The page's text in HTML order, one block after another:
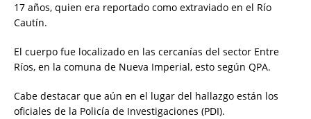
17 años, quien era reportado como extraviado en el Río
Cautín.
El cuerpo fue localizado en las cercanías del sector Entre
Ríos, en la comuna de Nueva Imperial, esto según QPA.
Cabe destacar que aún en el lugar del hallazgo están los
oficiales de la Policía de Investigaciones (PDI).